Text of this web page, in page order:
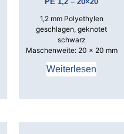
1,2 mm Polyethylen
geschlagen, geknotet
schwarz
Maschenweite: 20 x 20 mm
Weiterlesen